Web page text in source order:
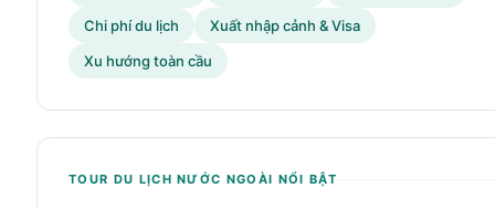
Chi phí du lịch
Xuất nhập cảnh & Visa
Xu hướng toàn cầu
TOUR DU LỊCH NƯỚC NGOÀI NỔI BẬT